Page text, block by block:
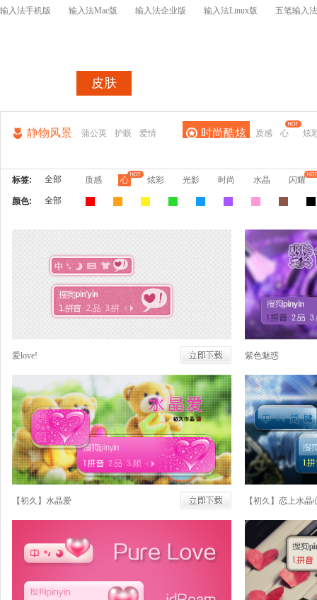
输入法手机版 输入法Mac版 输入法企业版 输入法Linux版 五笔输入法
皮肤
静物风景 蒲公英 护眼 爱情 时尚酷炫 质感 心 炫
标签: 全部 质感 心 炫彩 光影 时尚 水晶 闪耀
颜色: 全部
爱love! 紫色魅惑
【初久】水晶爱 【初久】恋上水晶